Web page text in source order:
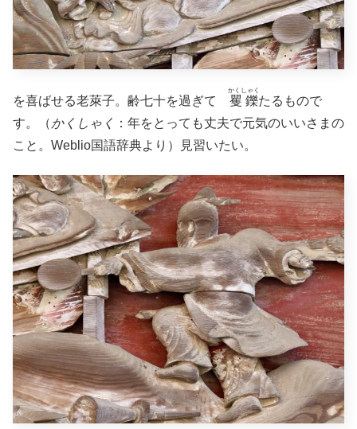
を喜ばせる老萊子。齢七十を過ぎて 矍鑠
かくしゃく
たるもので
す。（ かくしゃく ：年をとっても丈夫で元気のいいさまの
こと。Weblio国語辞典より）見習いたい。